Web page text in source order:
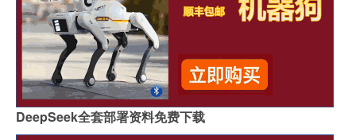
DeepSeek全套部署资料免费下载